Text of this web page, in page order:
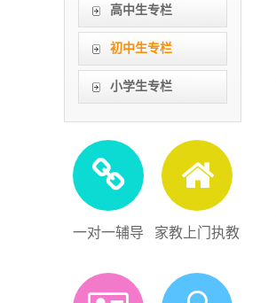
高中生专栏
初中生专栏
小学生专栏
一对一辅导 家教上门执教